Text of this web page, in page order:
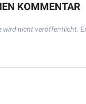
KOMMENTAR
wird nicht veröffentlicht.